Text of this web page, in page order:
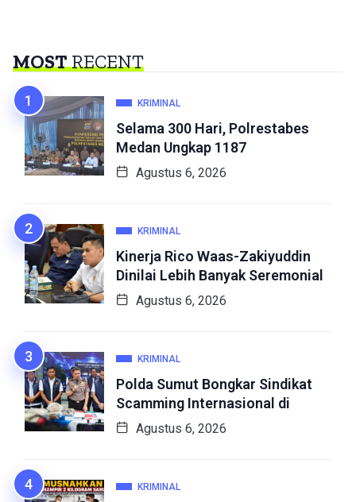
MOSTRECENT
KRIMINAL
Selama 300 Hari, Polrestabes
Medan Ungkap 1187
Agustus 6, 2026
KRIMINAL
Kinerja Rico Waas-Zakiyuddin
Dinilai Lebih Banyak Seremonial
Agustus 6, 2026
KRIMINAL
Polda Sumut Bongkar Sindikat
Scamming Internasional di
Agustus 6, 2026
KRIMINAL